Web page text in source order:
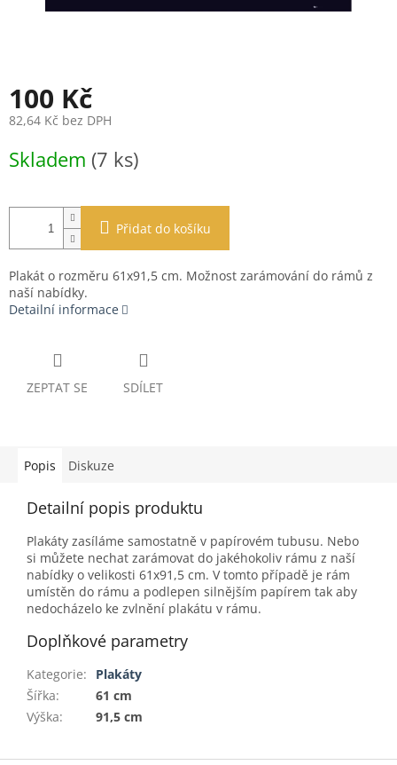
100 Kč
82,64 Kč bez DPH
cena:
Skladem (7 ks)
Přidat do košíku
Plakát o rozměru 61x91,5 cm. Možnost zarámování do rámů z
naší nabídky.
Detailní informace
ZEPTAT SE SDÍLET
Popis Diskuze
Detailní popis produktu
Plakáty zasíláme samostatně v papírovém tubusu. Nebo
si můžete nechat zarámovat do jakéhokoliv rámu z naší
nabídky o velikosti 61x91,5 cm. V tomto případě je rám
umístěn do rámu a podlepen silnějším papírem tak aby
nedocházelo ke zvlnění plakátu v rámu.
Doplňkové parametry
Kategorie:
Plakáty
Šířka:
61 cm
Výška: 91,5 cm